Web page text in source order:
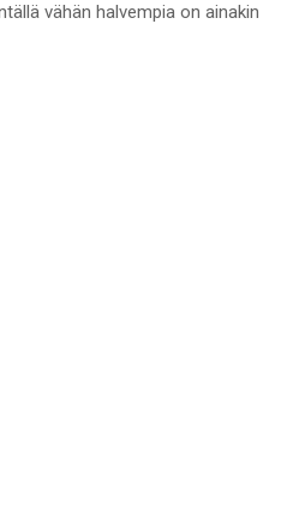
vähän halvempia on ainakin